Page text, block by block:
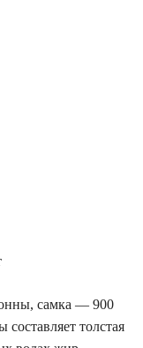
самка — 900
толстая